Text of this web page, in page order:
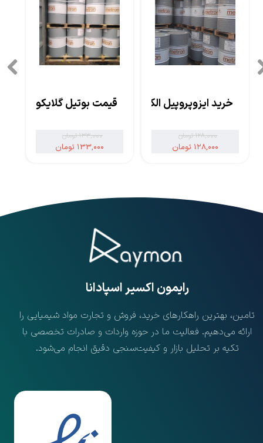
قیمت بوتیل گلایکول
۱۳۳,۰۰۰ تومان
۱۳۳,۰۰۰ تومان
خرید ایزوپروپیل الکل
۱۲۸,۰۰۰ تومان
۱۲۸,۰۰۰ تومان
تامین، بهترین راهکارهای خرید، فروش و تجارت مواد شیمیایی را
ارائه می‌دهیم. فعالیت ما در حوزه واردات و صادرات تخصصی با
تکیه بر تحلیل بازار و کیفیت‌سنجی دقیق انجام می‌شود.
​رایمون اکسیر اسپادانا